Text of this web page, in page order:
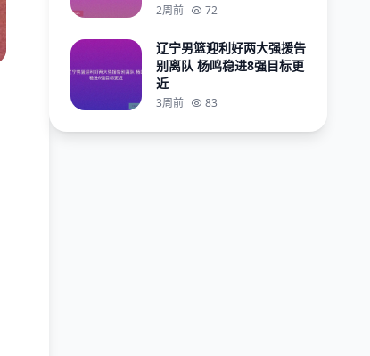
2周前 72
辽宁男篮迎利好两大强援告
别离队 杨鸣稳进8强目标更
近
3周前 83